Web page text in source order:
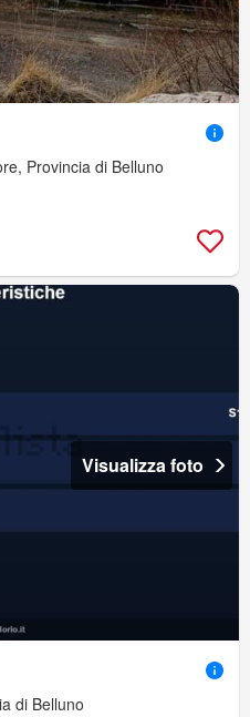
Provincia di Belluno
Visualizza foto
di Belluno